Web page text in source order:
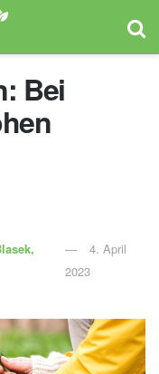
Bei
4. April
2023